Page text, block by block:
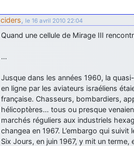
fox_50: Bonjour, certains parmis vous
meeting de Lann Bihoué de 2026 ?
au site!
jericho : Bonne année et tous mes
2026 !
little boy : je vous souhaite un bon
année!
jericho: Merci D9pouces, à mon tour
et de bonnes fêtes de fin d'année.
ciders, le 16 avril 2010 22:04
Quand une cellule de Mirage III
…
Jusque dans les années 1960, la
en ligne par les aviateurs israéliens
française. Chasseurs, bombardiers,
hélicoptères… tous ou presque
marchés réguliers aux industriels
changea en 1967. L’embargo qui suivit
Six Jours, en juin 1967, y mit un terme,